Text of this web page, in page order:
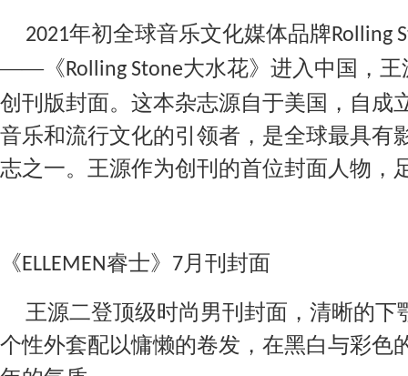
2021年初全球音乐文化媒体品牌Rolling
——《Rolling Stone大水花》进入中国，
创刊版封面。这本杂志源自于美国，自成
音乐和流行文化的引领者，是全球最具有
志之一。王源作为创刊的首位封面人物，
《ELLEMEN睿士》 7 月 刊 封面
王源二登顶级时尚男刊封面，清晰的下
个性外套配以慵懒的卷发，在黑白与彩色